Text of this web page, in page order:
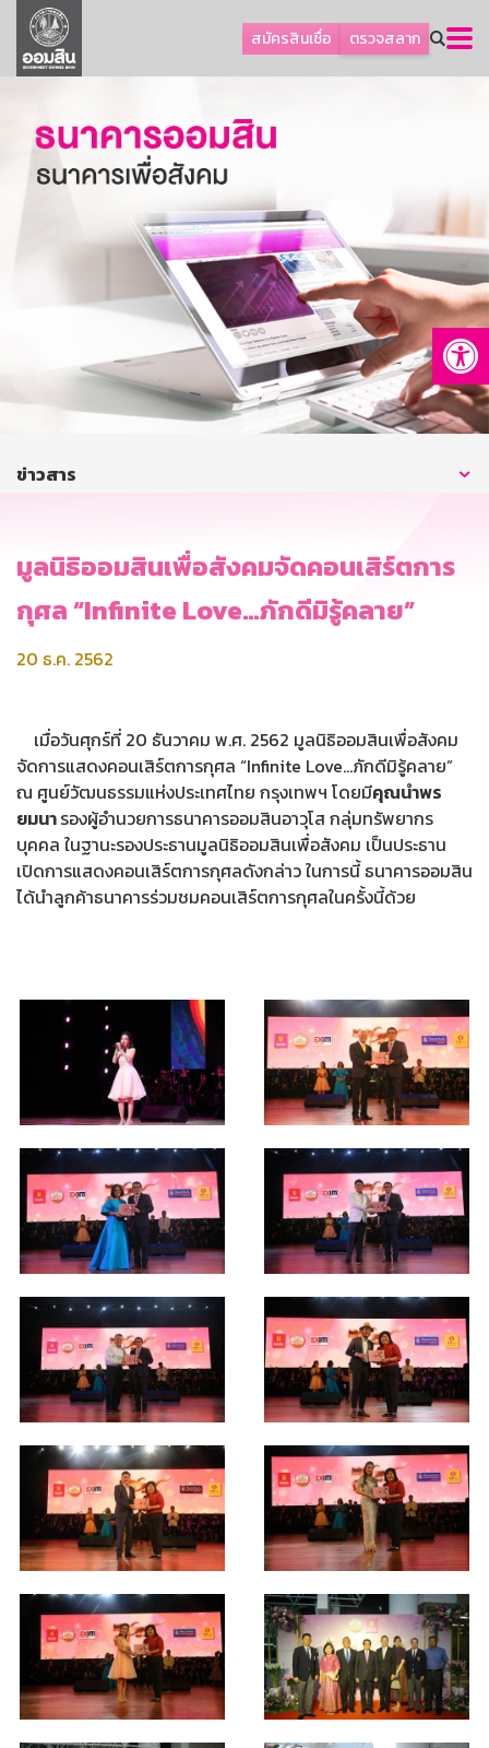
สมัครสินเชื่อ ตรวจสลาก
ลูกค้าธุรกิจ
ลูกค้าผู้ประกอบรายย่อย
ออมเพื่อสุข
เกี่ยวกับธนาคาร
การพัฒนาที่ยั่งยืน
บริการทางการเงิน
ติดต่อเรา
บริการออนไลน์
ข่าวสาร
มูลนิธิออมสินเพื่อสังคมจัดคอนเสิร์ตการ
กุศล “Infinite Love…ภักดีมิรู้คลาย”
20 ธ.ค. 2562
เมื่อวันศุกร์ที่ 20 ธันวาคม พ.ศ. 2562 มูลนิธิออมสินเพื่อสังคม
จัดการแสดงคอนเสิร์ตการกุศล “Infinite Love…ภักดีมิรู้คลาย”
ณ ศูนย์วัฒนธรรมแห่งประเทศไทย กรุงเทพฯ โดยมีคุณนำพร
ยมนารองผู้อำนวยการธนาคารออมสินอาวุโส กลุ่มทรัพยากร
บุคคล ในฐานะรองประธานมูลนิธิออมสินเพื่อสังคม เป็นประธาน
เปิดการแสดงคอนเสิร์ตการกุศลดังกล่าว ในการนี้ ธนาคารออมสิน
ได้นำลูกค้าธนาคารร่วมชมคอนเสิร์ตการกุศลในครั้งนี้ด้วย